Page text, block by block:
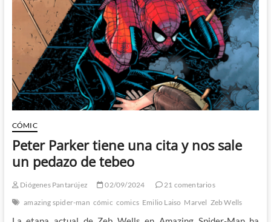
CÓMIC
Peter Parker tiene una cita y nos sale
un pedazo de tebeo
Diógenes Pantarújez 02/09/2024
21 comentarios
amazing spider-man cómic comics Emilio Laiso Marvel Zeb Wells